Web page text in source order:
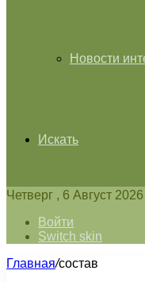
Новости
Искать
Четверг , 6 Август 2026
Войти
Switch skin
Главная/состав